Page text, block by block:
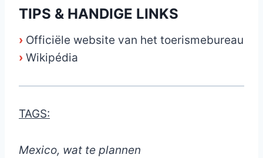
TIPS & HANDIGE LINKS
› Officiële website van het toerismebureau
› Wikipédia
TAGS:
Mexico, wat te plannen